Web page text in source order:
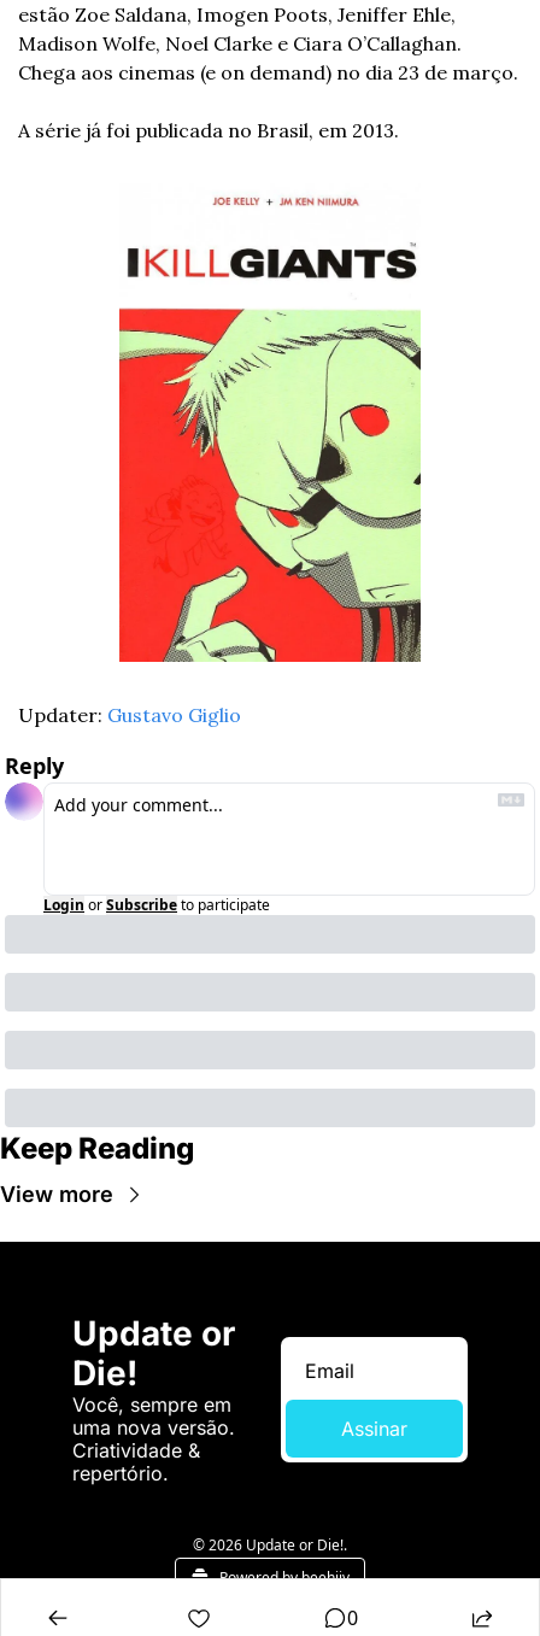
estão Zoe Saldana, Imogen Poots, Jeniffer Ehle,
Madison Wolfe, Noel Clarke e Ciara O’Callaghan.
Chega aos cinemas (e on demand) no dia 23 de março.
A série já foi publicada no Brasil, em 2013.
Updater: Gustavo Giglio
Reply
Login orSubscribeto participate
Keep Reading
View more
Update or
Die!
Você, sempre em
uma nova versão.
Criatividade &
repertório.
Assinar
© 2026 Update or Die!.
Powered by beehiiv
0